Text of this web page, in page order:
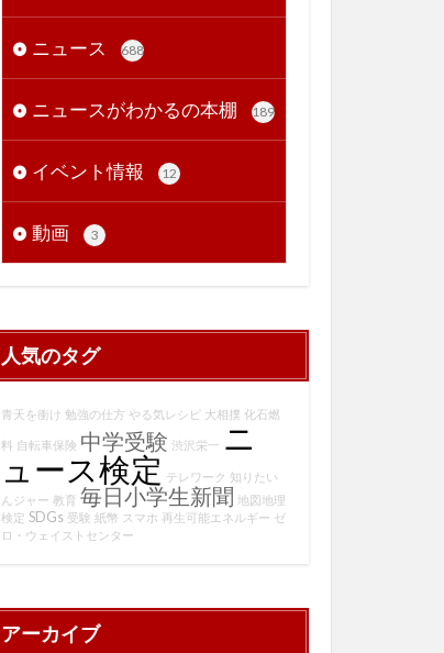
ニュース 688
ニュースがわかるの本棚 189
イベント情報 12
動画 3
人気のタグ
青天を衝け 勉強の仕方 やる気レシピ 大相撲 化石燃
料 自転車保険 中学受験 渋沢栄一 ニ
ュース検定 テレワーク 知りたい
んジャー 教育 毎日小学生新聞 地図地理
検定 SDGs 受験 紙幣 スマホ 再生可能エネルギー ゼ
ロ・ウェイストセンター
アーカイブ